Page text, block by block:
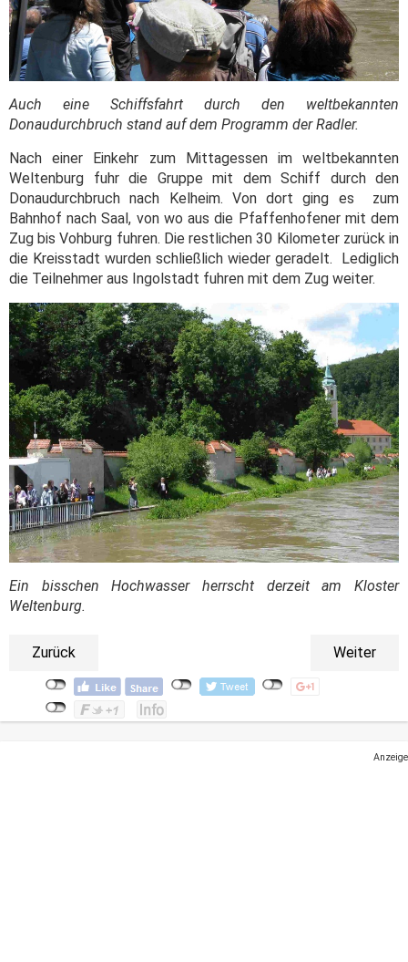
Auch eine Schiffsfahrt durch den weltbekannten
Donaudurchbruch stand auf dem Programm der Radler.
Nach einer Einkehr zum Mittagessen im weltbekannten
Weltenburg fuhr die Gruppe mit dem Schiff durch den
Donaudurchbruch nach Kelheim. Von dort ging es zum
Bahnhof nach Saal, von wo aus die Pfaffenhofener mit dem
Zug bis Vohburg fuhren. Die restlichen 30 Kilometer zurück in
die Kreisstadt wurden schließlich wieder geradelt. Lediglich
die Teilnehmer aus Ingolstadt fuhren mit dem Zug weiter.
Ein bisschen Hochwasser herrscht derzeit am Kloster
Weltenburg.
Zurück Weiter
Anzeige